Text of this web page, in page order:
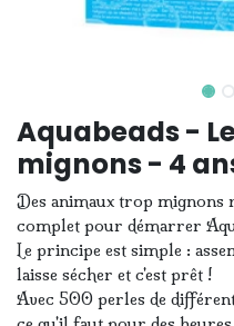
Aquabeads -
mignons - 4
Des animaux trop mignons
complet pour démarrer
Le principe est simple :
laisse sécher et c'est prêt !
Avec 500 perles de